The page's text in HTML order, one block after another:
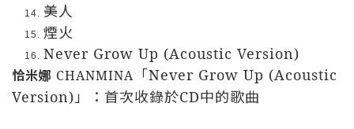
美人
煙火
Never Grow Up (Acoustic Version)
恰米娜 CHANMINA 「Never Grow Up (Acoustic
Version)」：首次收錄於CD中的歌曲